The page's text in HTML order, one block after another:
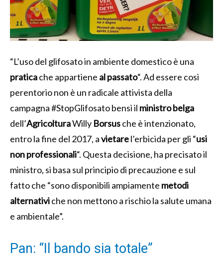
“L’uso del glifosato in ambiente domestico è una
praticache appartiene al passato“. Ad essere così
perentorio non è un radicale attivista della
campagna #StopGlifosato bensì il ministro belga
dell’AgricolturaWilly Borsusche è intenzionato,
entro la fine del 2017, avietarel’erbicida per gli “usi
non professionali“. Questa decisione, ha precisato il
ministro, si basa sul principio di precauzione e sul
fatto che “sono disponibili ampiamente metodi
alternativiche non mettono a rischio la salute umana
e ambientale”.
Pan: “Il bando sia totale”